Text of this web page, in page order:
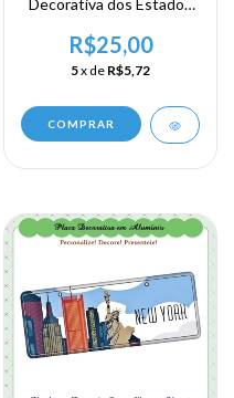
Decorativa dos Estados
New York
R$25,00
5x de R$5,72
COMPRAR